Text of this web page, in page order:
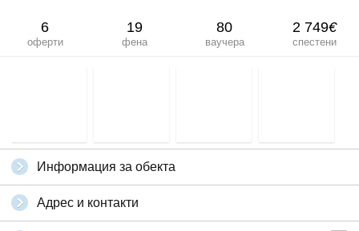
6
оферти
19
фена
80
ваучера
2 749€
спестени
Информация за обекта
Адрес и контакти